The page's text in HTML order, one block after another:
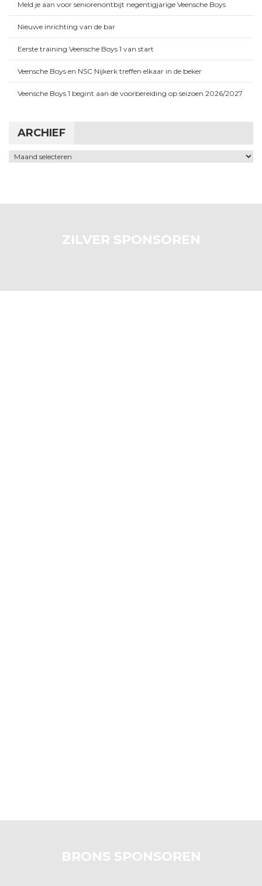
Meld je aan voor seniorenontbijt negentigjarige Veensche Boys
Nieuwe inrichting van de bar
Eerste training Veensche Boys 1 van start
Veensche Boys en NSC Nijkerk treffen elkaar in de beker
Veensche Boys 1 begint aan de voorbereiding op seizoen 2026/2027
ARCHIEF
Archief
ZILVER SPONSOREN
BRONS SPONSOREN